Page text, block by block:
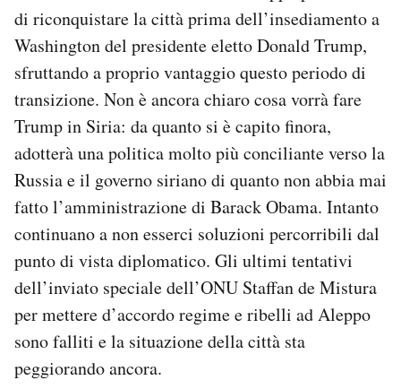
di riconquistare la città prima dell’insediamento a
Washington del presidente eletto Donald Trump,
sfruttando a proprio vantaggio questo periodo di
transizione. Non è ancora chiaro cosa vorrà fare
Trump in Siria: da quanto si è capito finora,
adotterà una politica molto più conciliante verso la
Russia e il governo siriano di quanto non abbia mai
fatto l’amministrazione di Barack Obama. Intanto
continuano a non esserci soluzioni percorribili dal
punto di vista diplomatico. Gli ultimi tentativi
dell’inviato speciale dell’ONU Staffan de Mistura
per mettere d’accordo regime e ribelli ad Aleppo
sono falliti e la situazione della città sta
peggiorando ancora.